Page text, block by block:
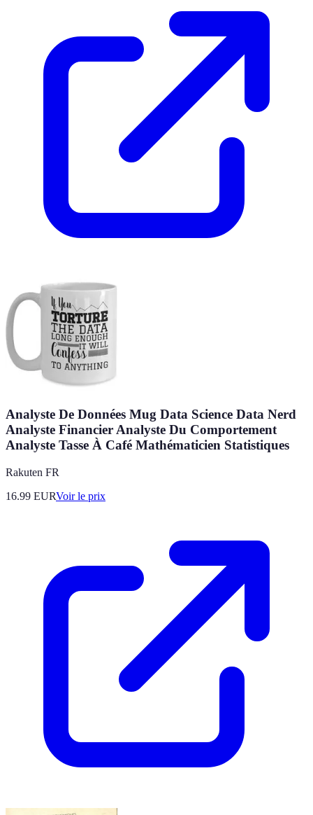
Analyste De Données Mug Data Science Data Nerd
Analyste Financier Analyste Du Comportement
Analyste Tasse À Café Mathématicien Statistiques
Rakuten FR
16.99 EURVoir le prix